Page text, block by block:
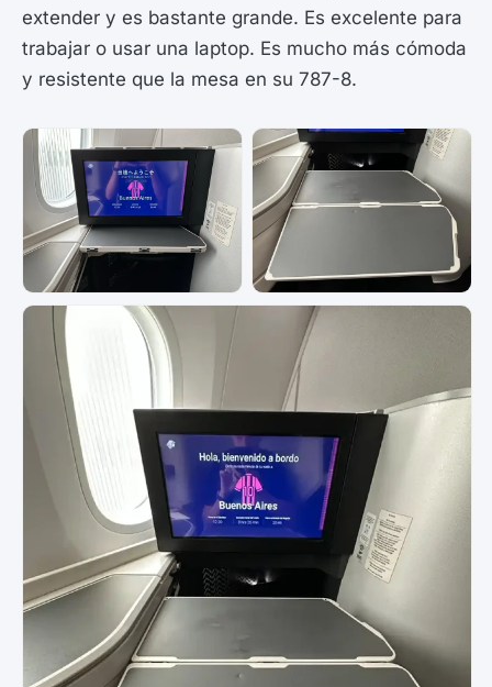
extender y es bastante grande. Es excelente para
trabajar o usar una laptop. Es mucho más cómoda
y resistente que la mesa en su 787-8.